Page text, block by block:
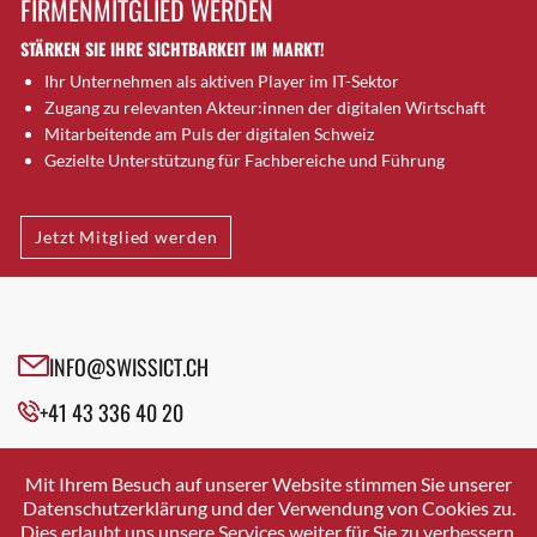
Brugg AG
Brütten
Bubendorf
Bubikon
Buchs (SG)
Bäretswil
Bülach
Cazis
Crissier
Davos Platz
Dierikon
Dietikon
FIRMENMITGLIED WERDEN
STÄRKEN SIE IHRE SICHTBARKEIT IM MARKT!
Ihr Unternehmen als aktiven Player im IT-Sektor
Zugang zu relevanten Akteur:innen der digitalen Wirtschaft
Mitarbeitende am Puls der digitalen Schweiz
Gezielte Unterstützung für Fachbereiche und Führung
Jetzt Mitglied werden
INFO@SWISSICT.CH
+41 43 336 40 20
SWISSICT
VULKANSTRASSE 120
8048 ZURICH
Mit Ihrem Besuch auf unserer Website stimmen Sie unserer
Datenschutzerklärung und der Verwendung von Cookies zu.
Dies erlaubt uns unsere Services weiter für Sie zu verbessern.